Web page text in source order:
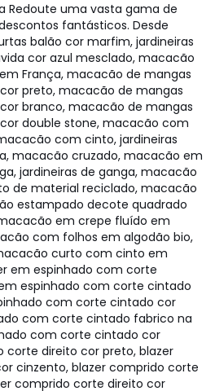
Redoute uma vasta gama de
fantásticos. Desde
balão cor marfim, jardineiras
cor azul mesclado, macacão
França, macacão de mangas
preto, macacão de mangas
branco, macacão de mangas
double stone, macacão com
com cinto, jardineiras
macacão cruzado, macacão em
jardineiras de ganga, macacão
de material reciclado, macacão
estampado decote quadrado
em crepe fluído em
com folhos em algodão bio,
curto com cinto em
em espinhado com corte
espinhado com corte cintado
com corte cintado cor
com corte cintado fabrico na
com corte cintado cor
corte direito cor preto, blazer
cinzento, blazer comprido corte
comprido corte direito cor